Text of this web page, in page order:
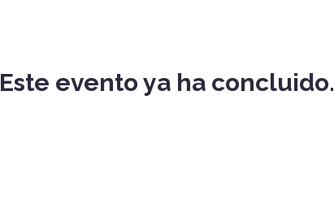
Este evento ya ha concluido.